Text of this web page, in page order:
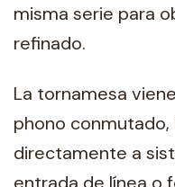
misma serie para
refinado.
La tornamesa
phono
directamente a
entrada de línea o